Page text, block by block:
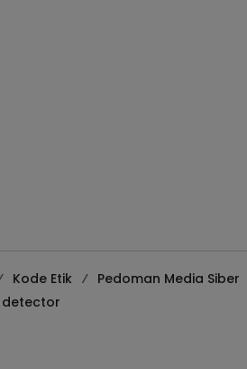
Kode Etik Pedoman Media Siber